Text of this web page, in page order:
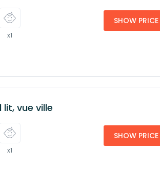
x1
SHOW PRICE
vue ville
x1
SHOW PRICE